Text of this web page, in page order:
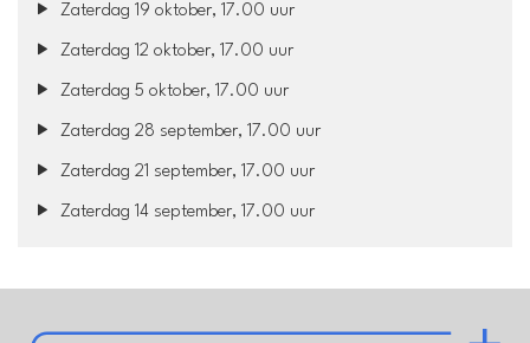
Zaterdag 19 oktober, 17.00 uur
Zaterdag 12 oktober, 17.00 uur
Zaterdag 5 oktober, 17.00 uur
Zaterdag 28 september, 17.00 uur
Zaterdag 21 september, 17.00 uur
Zaterdag 14 september, 17.00 uur